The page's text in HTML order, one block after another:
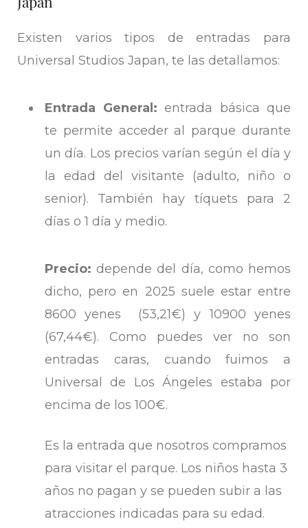
Existen varios tipos de entradas para
Universal Studios Japan, te las detallamos:
Entrada General: entrada básica que
te permite acceder al parque durante
un día. Los precios varían según el día y
la edad del visitante (adulto, niño o
senior). También hay tíquets para 2
días o 1 día y medio.
Precio: depende del día, como hemos
dicho, pero en 2025 suele estar entre
8600 yenes (53,21€) y 10900 yenes
(67,44€). Como puedes ver no son
entradas caras, cuando fuimos a
Universal de Los Ángeles estaba por
encima de los 100€.
Es la entrada que nosotros compramos
para visitar el parque. Los niños hasta 3
años no pagan y se pueden subir a las
atracciones indicadas para su edad.